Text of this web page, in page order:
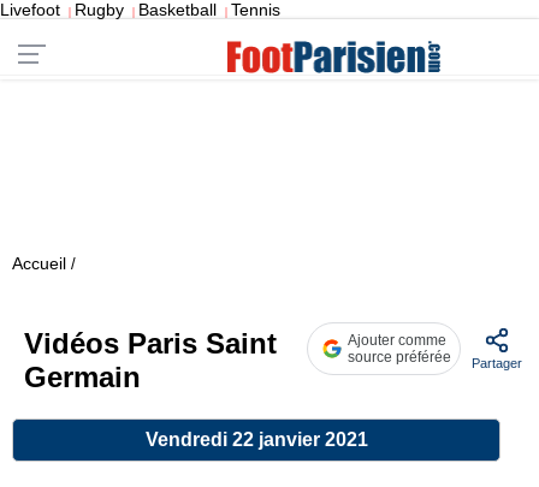
Livefoot | Rugby | Basketball | Tennis
Accueil /
Vidéos Paris Saint
Germain
Ajouter comme
source préférée
Partager
Vendredi 22 janvier 2021